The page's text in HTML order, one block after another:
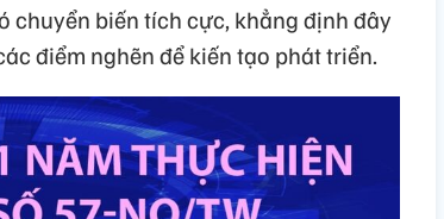
chuyển biến tích cực, khẳng định đây
điểm nghẽn để kiến tạo phát triển.